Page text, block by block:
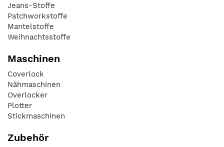
Jeans-Stoffe
Patchworkstoffe
Mantelstoffe
Weihnachtsstoffe
Maschinen
Coverlock
Nähmaschinen
Overlocker
Plotter
Stickmaschinen
Zubehör